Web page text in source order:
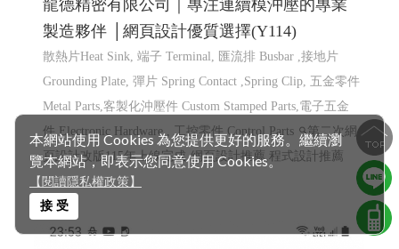
本網站使用 Cookies 為您提供更好的服務。繼續瀏
覽本網站，即表示您同意使用 Cookies。
【閱讀隱私權政策】
接 受
龍德精密有限公司｜專注連續模沖壓的專業
製造夥伴 │網頁設計優質選擇(Y114)
散熱片Heat Sink, 端子 Terminal, 匯流排 Busbar ,接地片
Grounding Plate, 彈片 Spring Contact ,Spring Clip, 五金零件
Metal Parts,客製化沖壓件 Custom Stamped Parts,電子五金
件 Electronic Hardware , 工控零件 Control Parts
第二次網
頁設計改版115年上線完成 網頁設計推薦,程式設計推薦